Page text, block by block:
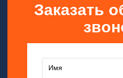
Заказать